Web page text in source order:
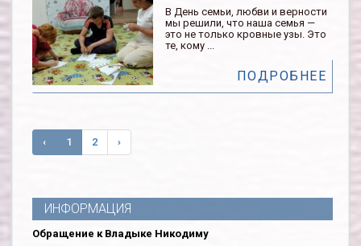
В День семьи, любви и верности
мы решили, что наша семья —
это не только кровные узы. Это
те, кому ...
ПОДРОБНЕЕ
‹ 1 2 ›
ИНФОРМАЦИЯ
Обращение к Владыке Никодиму